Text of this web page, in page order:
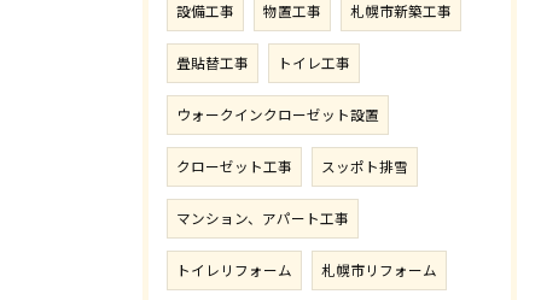
設備工事 物置工事 札幌市新築工事
畳貼替工事 トイレ工事
ウォークインクローゼット設置
クローゼット工事 スッポト排雪
マンション、アパート工事
トイレリフォーム 札幌市リフォーム